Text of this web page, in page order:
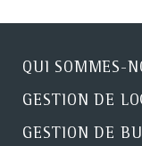
QUI SOMMES-
GESTION DE
GESTION DE